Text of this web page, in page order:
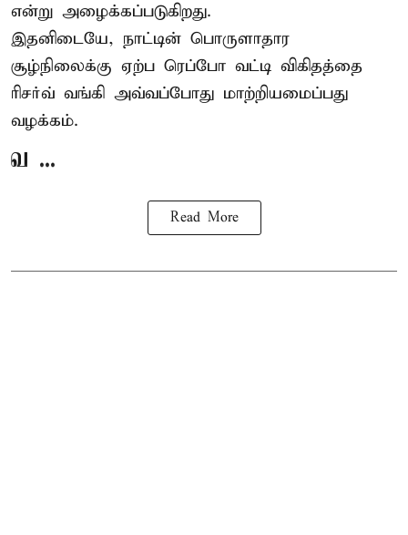
என்று அழைக்கப்படுகிறது.
இதனிடையே, நாட்டின் பொருளாதார
சூழ்நிலைக்கு ஏற்ப ரெப்போ வட்டி விகிதத்தை
ரிசர்வ் வங்கி அவ்வப்போது மாற்றியமைப்பது
வழக்கம்.
வ ...
Read More